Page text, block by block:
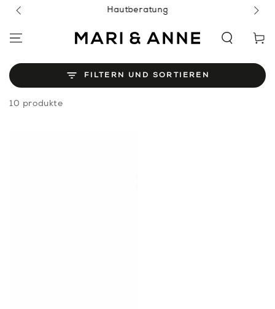
ZUM INHALT
SPRINGEN
Hautberatung
FILTERN UND SORTIEREN
10 produkte